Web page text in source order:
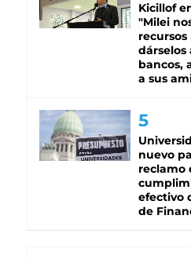
Kicillof
"Milei
recursos
dárselos
bancos,
a sus
nuevo
reclamo
efectivo
de